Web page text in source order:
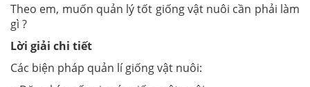
Theo em, muốn quản lý tốt giống vật nuôi cần phải làm
gì ?
Lời giải chi tiết
Các biện pháp quản lí giống vật nuôi: